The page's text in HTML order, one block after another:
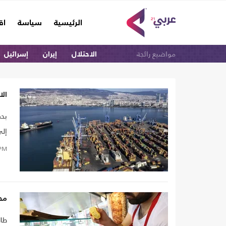
الرئيسية
(current) سياسة
مواضيع رائجة الاحتلال إيران إسرائيل